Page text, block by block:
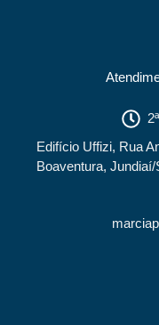
Edifício Uffizi, Rua
Boaventura,